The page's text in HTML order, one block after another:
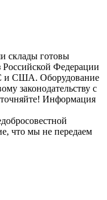
склады готовы
Российской Федерации
и США. Оборудование
законодательству с
Информация
что мы не передаем